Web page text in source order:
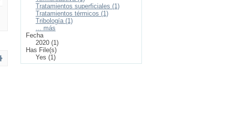
Tratamientos superficiales (1)
Tratamientos térmicos (1)
Tribología (1)
... más
Fecha
2020 (1)
Has File(s)
Yes (1)